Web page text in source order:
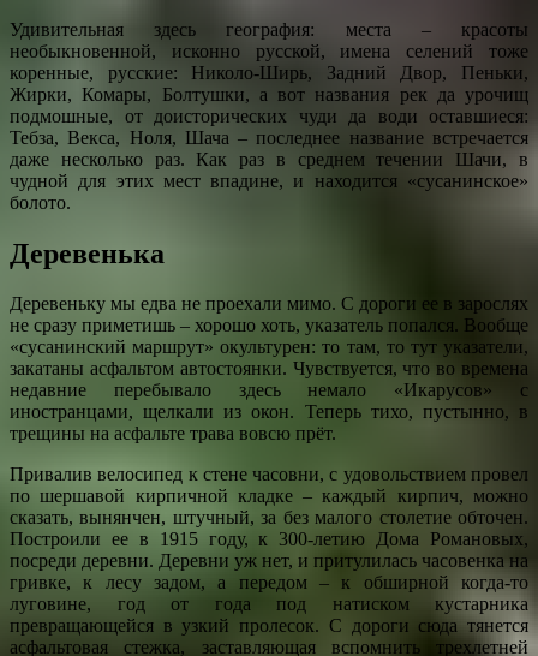
Удивительная здесь география: места – красоты
необыкновенной, исконно русской, имена селений тоже
коренные, русские: Николо-Ширь, Задний Двор, Пеньки,
Жирки, Комары, Болтушки, а вот названия рек да урочищ
подмошные, от доисторических чуди да води оставшиеся:
Тебза, Векса, Ноля, Шача – последнее название встречается
даже несколько раз. Как раз в среднем течении Шачи, в
чудной для этих мест впадине, и находится «сусанинское»
болото.
Деревенька
Деревеньку мы едва не проехали мимо. С дороги ее в зарослях
не сразу приметишь – хорошо хоть, указатель попался. Вообще
«сусанинский маршрут» окультурен: то там, то тут указатели,
закатаны асфальтом автостоянки. Чувствуется, что во времена
недавние перебывало здесь немало «Икарусов» с
иностранцами, щелкали из окон. Теперь тихо, пустынно, в
трещины на асфальте трава вовсю прёт.
Привалив велосипед к стене часовни, с удовольствием провел
по шершавой кирпичной кладке – каждый кирпич, можно
сказать, вынянчен, штучный, за без малого столетие обточен.
Построили ее в 1915 году, к 300-летию Дома Романовых,
посреди деревни. Деревни уж нет, и притулилась часовенка на
гривке, к лесу задом, а передом – к обширной когда-то
луговине, год от года под натиском кустарника
превращающейся в узкий пролесок. С дороги сюда тянется
асфальтовая стежка, заставляющая вспомнить трехлетней